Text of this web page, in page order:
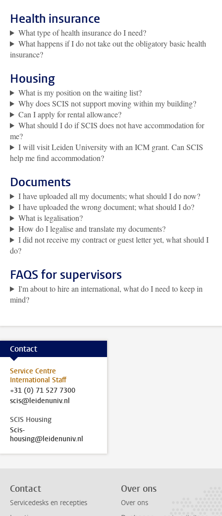
Health insurance
What type of health insurance do I need?
What happens if I do not take out the obligatory basic health
insurance?
Housing
What is my position on the waiting list?
Why does SCIS not support moving within my building?
Can I apply for rental allowance?
What should I do if SCIS does not have accommodation for
me?
I will visit Leiden University with an ICM grant. Can SCIS
help me find accommodation?
Documents
I have uploaded all my documents; what should I do now?
I have uploaded the wrong document; what should I do?
What is legalisation?
How do I legalise and translate my documents?
I did not receive my contract or guest letter yet, what should I
do?
FAQS for supervisors
I'm about to hire an international, what do I need to keep in
mind?
Contact
Service Centre
International Staff
+31 (0) 71 527 7300
scis@leidenuniv.nl
SCIS Housing
Scis-
housing@leidenuniv.nl
Contact
Servicedesks en recepties
Over ons
Over ons